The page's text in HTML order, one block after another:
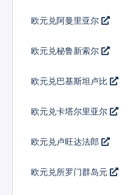
欧元兑阿曼里亚尔
欧元兑秘鲁新索尔
欧元兑巴基斯坦卢比
欧元兑卡塔尔里亚尔
欧元兑卢旺达法郎
欧元兑所罗门群岛元